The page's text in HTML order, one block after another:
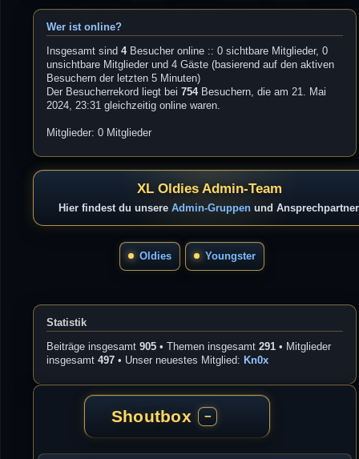
Wer ist online?
Insgesamt sind4Besucher online :: 0 sichtbare Mitglieder, 0
unsichtbare Mitglieder und 4 Gäste (basierend auf den aktiven
Besuchern der letzten 5 Minuten)
Der Besucherrekord liegt bei754Besuchern, die am 21. Mai
2024, 23:31 gleichzeitig online waren.
Mitglieder: 0 Mitglieder
XL Oldies Admin-Team
Hier findest du unsere Admin-Gruppenund
Oldies Youngster
Statistik
Beiträge insgesamt905 • Themen insgesamt291 • Mitglieder
insgesamt497 • Unser neuestes Mitglied: Kn0x
Shoutbox −